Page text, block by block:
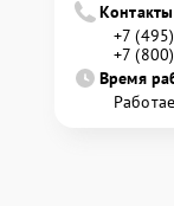
Контакты
+7
+7
Время